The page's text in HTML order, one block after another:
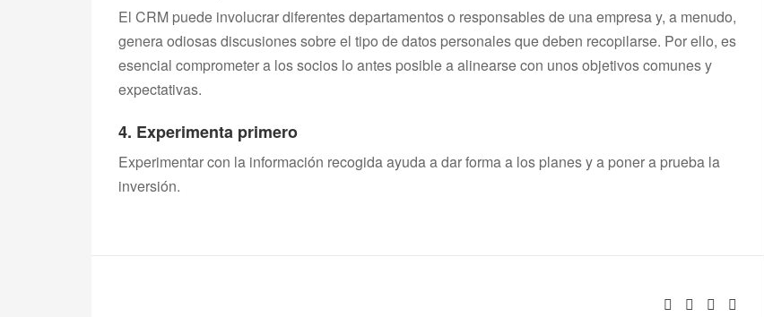
El CRM puede involucrar diferentes departamentos o responsables de una empresa y, a menudo,
genera odiosas discusiones sobre el tipo de datos personales que deben recopilarse. Por ello, es
esencial comprometer a los socios lo antes posible a alinearse con unos objetivos comunes y
expectativas.
4. Experimenta primero
Experimentar con la información recogida ayuda a dar forma a los planes y a poner a prueba la
inversión.